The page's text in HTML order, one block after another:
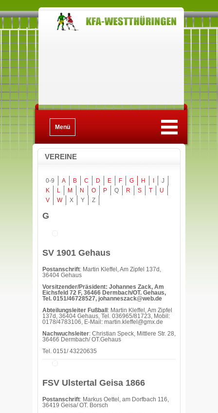
Menü
VEREINE
0-9 A B C D E F G H
J
K
L M N O P Q R S T
U
V
W X Y Z
G
SV 1901 Gehaus
Postanschrift: Martin Kleffel, Am Zipfel 137d,
36404 Gehaus
Vorsitzender/Präsident: Johannes Zack, Am
Eichsfeld 72 F, 36466 Dermbach/OT. Gehaus,
Tel. 0151/46728527, johanneszack@web.de
Abteilungsleiter Fußball : Martin Kleffel, Am Zipfel
137d, 36404 Gehaus, Tel. 036965/81723, Mobil:
0178/4783106, E-Mail: martin.kleffel@gmx.de
Nachwuchsleiter: Christian Speck, Mittlere Str. 28,
36466 Dermbach/ OT.Gehaus
Tel. 0151/ 43220635
FSV Ulstertal Geisa 1866
Postanschrift: Markus Oettel, am Dorfbach 116,
36419 Geisa/ OT. Borsch